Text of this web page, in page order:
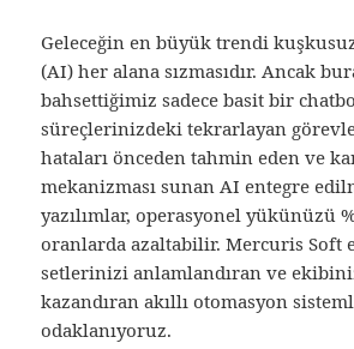
Geleceğin en büyük trendi
(AI) her alana sızmasıdır. Ancak
bahsettiğimiz sadece basit bir
süreçlerinizdeki tekrarlayan
hataları önceden tahmin eden ve
mekanizması sunan AI entegre
yazılımlar, operasyonel yükünüzü
oranlarda azaltabilir. Mercuris Soft
setlerinizi anlamlandıran ve
kazandıran akıllı otomasyon
odaklanıyoruz.